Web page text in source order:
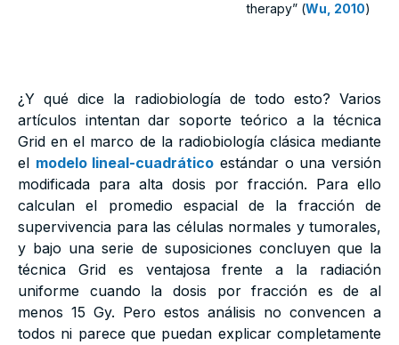
therapy” (Wu, 2010)
¿Y qué dice la radiobiología de todo esto? Varios
artículos intentan dar soporte teórico a la técnica
Grid en el marco de la radiobiología clásica mediante
el modelo lineal-cuadrático estándar o una versión
modificada para alta dosis por fracción. Para ello
calculan el promedio espacial de la fracción de
supervivencia para las células normales y tumorales,
y bajo una serie de suposiciones concluyen que la
técnica Grid es ventajosa frente a la radiación
uniforme cuando la dosis por fracción es de al
menos 15 Gy. Pero estos análisis no convencen a
todos ni parece que puedan explicar completamente